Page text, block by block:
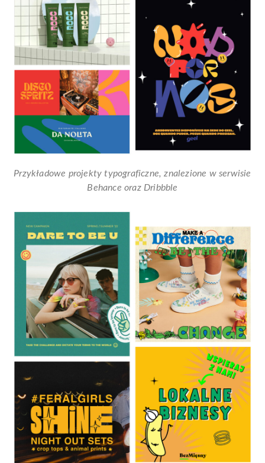
Przykładowe projekty typograficzne, znalezione w serwisie
Behance oraz Dribbble